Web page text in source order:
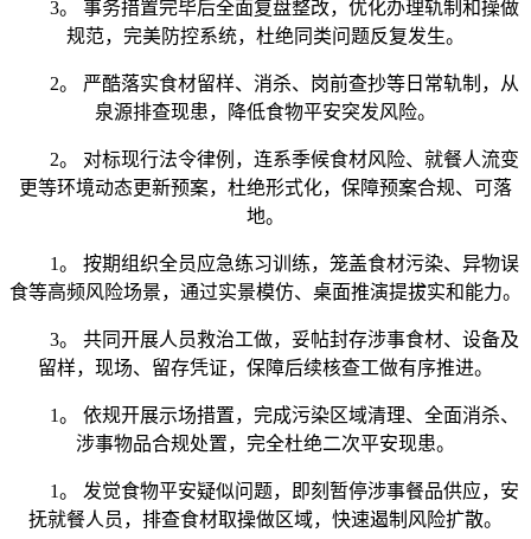
3。 事务措置完毕后全面复盘整改，优化办理轨制和操做
规范，完美防控系统，杜绝同类问题反复发生。
2。 严酷落实食材留样、消杀、岗前查抄等日常轨制，从
泉源排查现患，降低食物平安突发风险。
2。 对标现行法令律例，连系季候食材风险、就餐人流变
更等环境动态更新预案，杜绝形式化，保障预案合规、可落
地。
1。 按期组织全员应急练习训练，笼盖食材污染、异物误
食等高频风险场景，通过实景模仿、桌面推演提拔实和能力。
3。 共同开展人员救治工做，妥帖封存涉事食材、设备及
留样，现场、留存凭证，保障后续核查工做有序推进。
1。 依规开展示场措置，完成污染区域清理、全面消杀、
涉事物品合规处置，完全杜绝二次平安现患。
1。 发觉食物平安疑似问题，即刻暂停涉事餐品供应，安
抚就餐人员，排查食材取操做区域，快速遏制风险扩散。